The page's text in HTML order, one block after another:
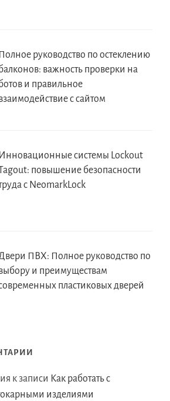
Полное руководство по остеклению
важность проверки на
и правильное
с сайтом
Инновационные системы Lockout
повышение безопасности
с NeomarkLock
ПВХ: Полное руководство по
и преимуществам
пластиковых дверей
к записи Как работать с
изделиями